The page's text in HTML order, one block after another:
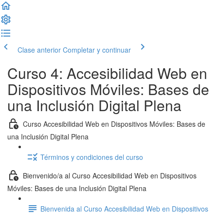
Clase anterior Completar y continuar
Curso 4: Accesibilidad Web en
Dispositivos Móviles: Bases de
una Inclusión Digital Plena
Curso Accesibilidad Web en Dispositivos Móviles: Bases de
una Inclusión Digital Plena
Términos y condiciones del curso
Bienvenido/a al Curso Accesibilidad Web en Dispositivos
Móviles: Bases de una Inclusión Digital Plena
Bienvenida al Curso Accesibilidad Web en Dispositivos